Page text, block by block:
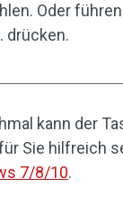
Oder
. drücken.
kann der
Sie hilfreich
7/8/10.